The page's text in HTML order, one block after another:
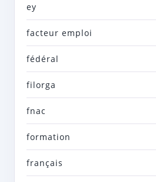
ey
facteur emploi
fédéral
filorga
fnac
formation
français